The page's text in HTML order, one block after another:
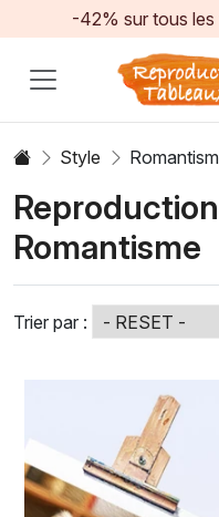
-42% sur tous
Style
Romantisme
Trier par :